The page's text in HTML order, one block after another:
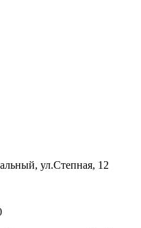
ул.Степная, 12